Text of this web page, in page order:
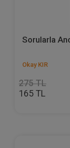
Sorularla
Okay KIR
275 TL
165 TL